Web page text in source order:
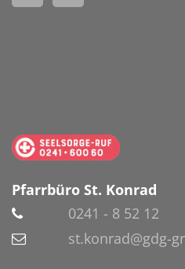
Pfarrbüro St. Konrad
0241 - 8 52 12
st.konrad@gdg-